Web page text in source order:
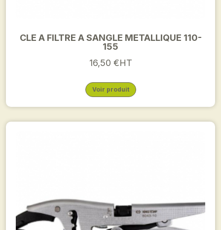
CLE A FILTRE A SANGLE METALLIQUE 110-
155
16,50 €HT
Voir produit